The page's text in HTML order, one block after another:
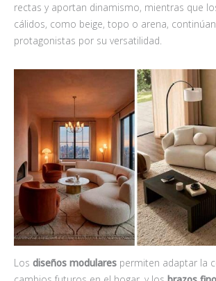
rectas y aportan dinamismo, mientras que
cálidos, como beige, topo o arena,
protagonistas por su versatilidad.
Los diseños modulares permiten adaptar la